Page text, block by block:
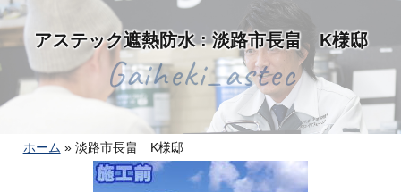
ホーム » 淡路市長畠 K様邸
アステック遮熱防水 : 淡路市長畠 K様邸
Gaiheki_astec